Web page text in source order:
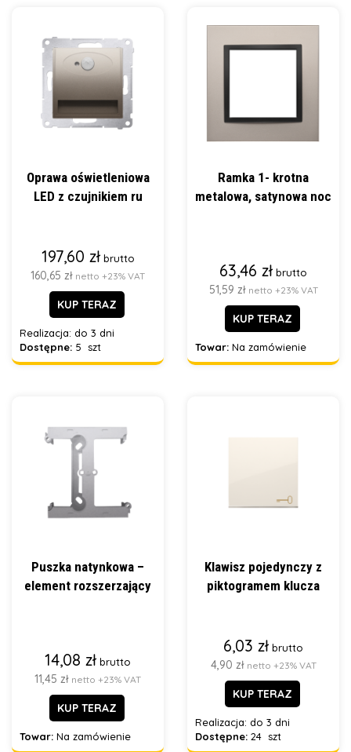
Oprawa oświetleniowa
LED z czujnikiem ru
197,60 zł brutto
160,65 zł netto +23% VAT
KUP TERAZ
Realizacja: do 3 dni
Dostępne: 5 szt
Ramka 1- krotna
metalowa, satynowa noc
63,46 zł brutto
51,59 zł netto +23% VAT
KUP TERAZ
Towar: Na zamówienie
Puszka natynkowa –
element rozszerzający
14,08 zł brutto
11,45 zł netto +23% VAT
KUP TERAZ
Towar: Na zamówienie
Klawisz pojedynczy z
piktogramem klucza
6,03 zł brutto
4,90 zł netto +23% VAT
KUP TERAZ
Realizacja: do 3 dni
Dostępne: 24 szt